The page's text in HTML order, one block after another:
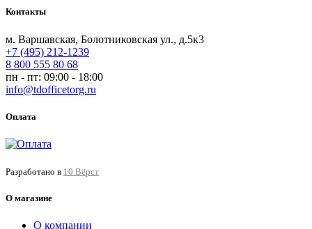
Контакты
м. Варшавская, Болотниковская ул., д.5к3
+7 (495) 212-1239
8 800 555 80 68
пн - пт: 09:00 - 18:00
info@tdofficetorg.ru
Оплата
Разработано в 10 Вёрст
О магазине
О компании